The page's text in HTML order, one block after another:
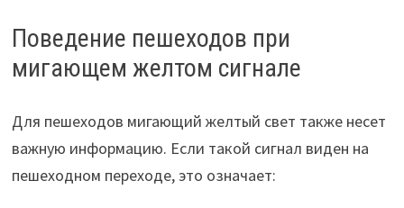
Поведение пешеходов при
мигающем желтом сигнале
Для пешеходов мигающий желтый свет также несет
важную информацию. Если такой сигнал виден на
пешеходном переходе, это означает: